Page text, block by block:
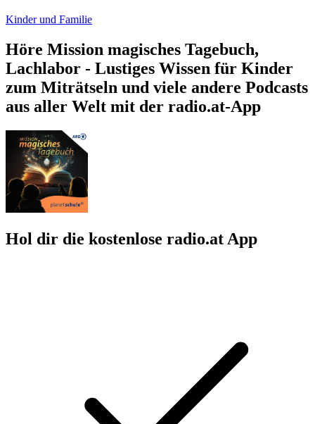
Kinder und Familie
Höre Mission magisches Tagebuch,
Lachlabor - Lustiges Wissen für Kinder
zum Miträtseln und viele andere Podcasts
aus aller Welt mit der radio.at-App
Hol dir die kostenlose radio.at App